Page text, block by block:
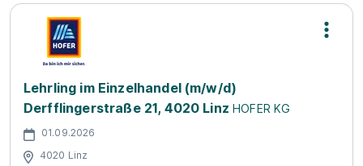
Lehrling im Einzelhandel (m/w/d)
Derfflingerstraße 21, 4020 Linz HOFER KG
01.09.2026
4020 Linz